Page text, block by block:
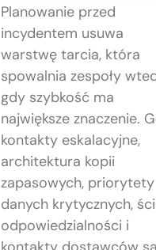
Planowanie przed
incydentem usuwa
warstwę tarcia, która
spowalnia zespoły
gdy szybkość ma
największe znaczenie.
kontakty eskalacyjne,
architektura kopii
zapasowych, priorytety
danych krytycznych,
odpowiedzialności i